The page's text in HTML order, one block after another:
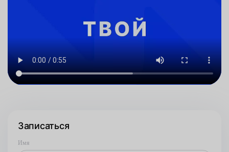
Записаться
Имя